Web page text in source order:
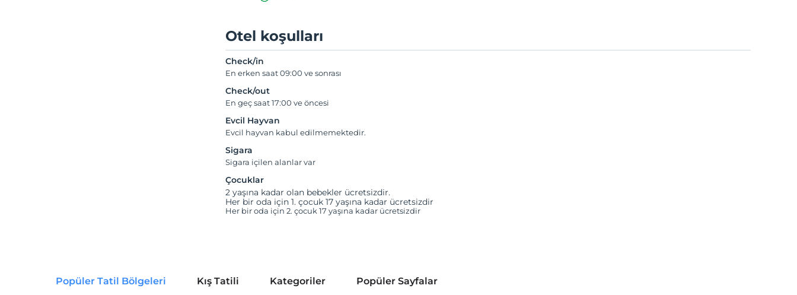
Otel koşulları
Check/in
En erken saat 09:00 ve sonrası
Check/out
En geç saat 17:00 ve öncesi
Evcil Hayvan
Evcil hayvan kabul edilmemektedir.
Sigara
Sigara içilen alanlar var
Çocuklar
2 yaşına kadar olan bebekler ücretsizdir.
Her bir oda için 1. çocuk 17 yaşına kadar ücretsizdir
Her bir oda için 2. çocuk 17 yaşına kadar ücretsizdir
Popüler Tatil Bölgeleri Kış Tatili Kategoriler Popüler Sayfalar